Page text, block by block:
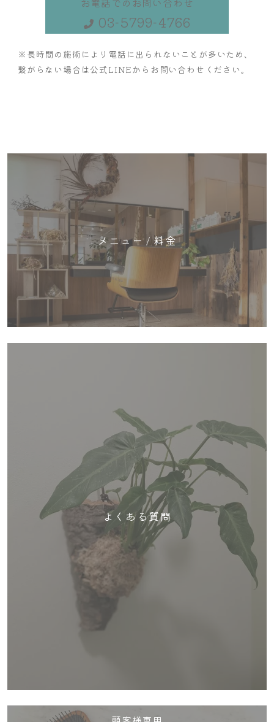
03-5799-4766
※長時間の施術により電話に出られないことが多いため、
繋がらない場合は公式LINEからお問い合わせください。
メニュー / 料金
よくある質問